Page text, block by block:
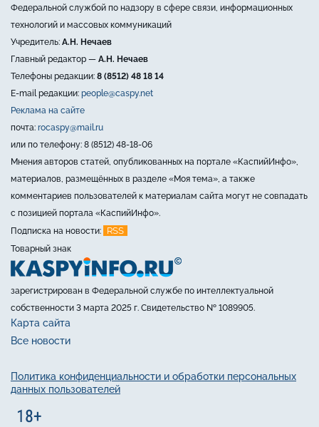
Федеральной службой по надзору в сфере связи, информационных
технологий и массовых коммуникаций
Учредитель: А.Н. Нечаев
Главный редактор — А.Н. Нечаев
Телефоны редакции: 8 (8512) 48 18 14
E-mail редакции: people@caspy.net
Реклама на сайте
почта: rocaspy@mail.ru
или по телефону: 8 (8512) 48-18-06
Мнения авторов статей, опубликованных на портале «КаспийИнфо»,
материалов, размещённых в разделе «Моя тема», а также
комментариев пользователей к материалам сайта могут не совпадать
с позицией портала «КаспийИнфо».
Подписка на новости:
RSS
Товарный знак
зарегистрирован в Федеральной службе по интеллектуальной
собственности 3 марта 2025 г. Свидетельство № 1089905.
Карта сайта
Все новости
Политика конфиденциальности и обработки персональных
данных пользователей